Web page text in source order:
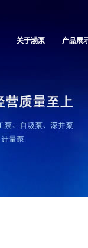
关于渤泵 产品展